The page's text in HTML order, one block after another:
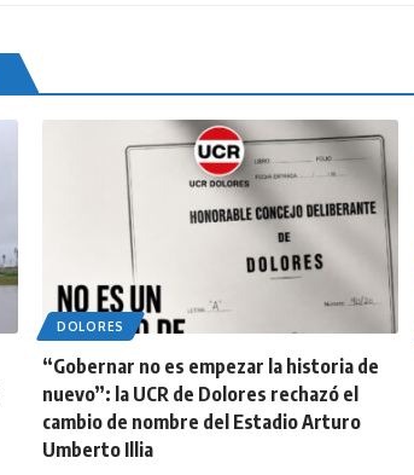
DOLORES
“Gobernar no es empezar la historia de
nuevo”: la UCR de Dolores rechazó el
cambio de nombre del Estadio Arturo
Umberto Illia